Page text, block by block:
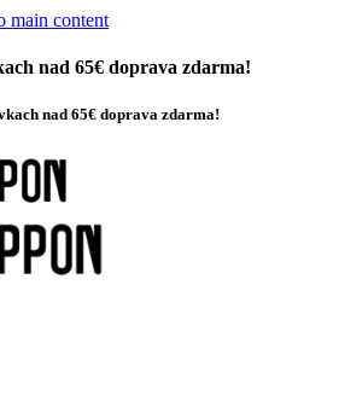
main content
nad 65€ doprava zdarma!
nad 65€ doprava zdarma!